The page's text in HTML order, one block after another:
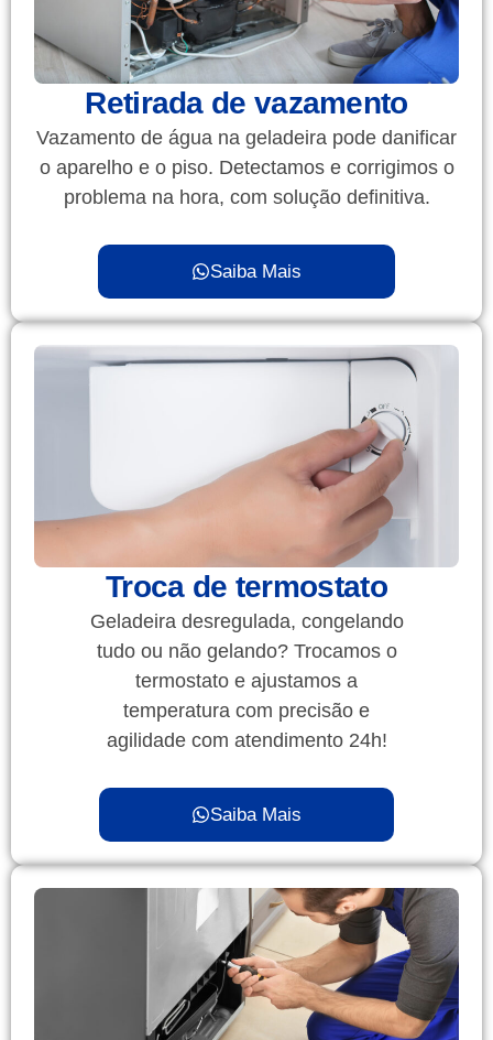
Retirada de vazamento
Vazamento de água na geladeira pode danificar
o aparelho e o piso. Detectamos e corrigimos o
problema na hora, com solução definitiva.
Saiba Mais
Troca de termostato
Geladeira desregulada, congelando
tudo ou não gelando? Trocamos o
termostato e ajustamos a
temperatura com precisão e
agilidade com atendimento 24h!
Saiba Mais